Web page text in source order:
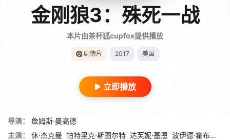
金刚狼3：殊死一战
本片由茶杯狐cupfox提供播放
剧情片 2017 美国
立即播放
导演：
詹姆斯·曼高德
主演：
休·杰克曼 帕特里克·斯图尔特 达芙妮·基恩 波伊德·霍布鲁克